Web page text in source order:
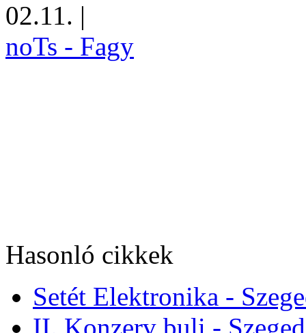
02.11. |
noTs - Fagy
Hasonló cikkek
Setét Elektronika -
II. Konzerv buli -